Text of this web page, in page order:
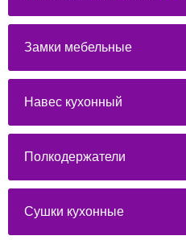
Замки мебельные
Навес кухонный
Полкодержатели
Сушки кухонные